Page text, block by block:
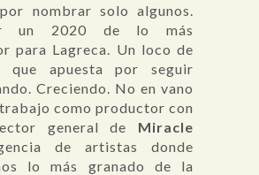
nombrar solo algunos.
un 2020 de lo más
para Lagreca. Un loco de
que apuesta por seguir
Creciendo. No en vano
como productor con
general de Miracle
de artistas donde
lo más granado de la